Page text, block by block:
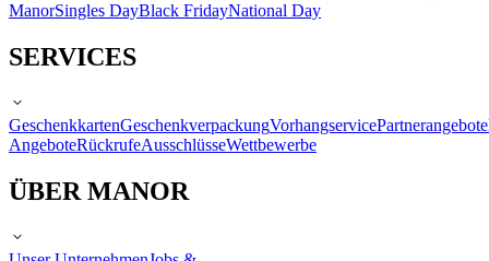
ManorSingles DayBlack FridayNational Day
SERVICES
GeschenkkartenGeschenkverpackungVorhangservicePartnerangebote
AngeboteRückrufeAusschlüsseWettbewerbe
ÜBER MANOR